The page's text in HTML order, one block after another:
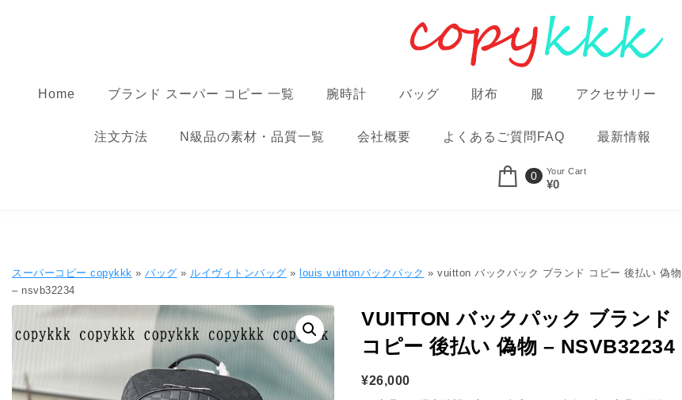
Home ブランド スーパー コピー 一覧 腕時計 バッグ 財布 服 アクセサリー
注文方法 N級品の素材・品質一覧 会社概要 よくあるご質問FAQ 最新情報
0 Your Cart
¥0
スーパーコピー copykkk » バッグ » ルイヴィトンバッグ » louis vuittonバックパック » vuitton バックパック ブランド コピー 後払い 偽物
– nsvb32234
VUITTON バックパック ブランド
コピー 後払い 偽物 – NSVB32234
¥26,000